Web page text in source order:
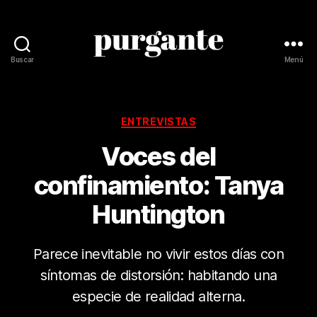
Buscar Menú
Categorías
ENTREVISTAS
Voces del
confinamiento: Tanya
Huntington
Parece inevitable no vivir estos días con
síntomas de distorsión: habitando una
especie de realidad alterna.